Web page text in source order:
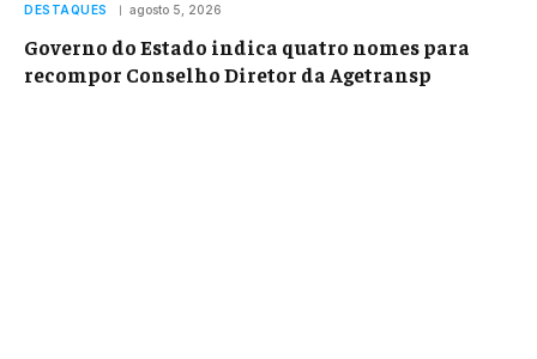
DESTAQUES agosto 5, 2026
Governo do Estado indica quatro nomes para
recompor Conselho Diretor da Agetransp